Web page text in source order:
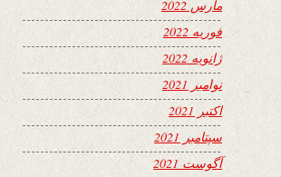
مارس 2022
فوریه 2022
ژانویه 2022
نوامبر 2021
اکتبر 2021
سپتامبر 2021
آگوست 2021